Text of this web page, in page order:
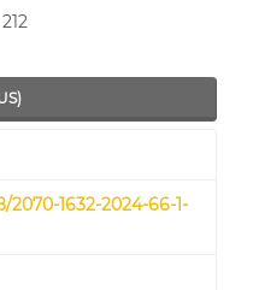
1632-2024-66-1-